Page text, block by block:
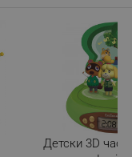
Детски 3D